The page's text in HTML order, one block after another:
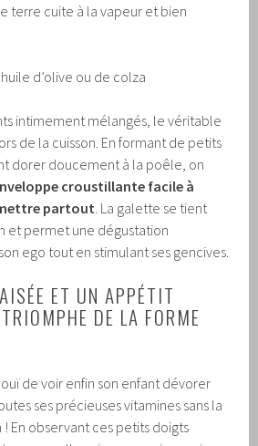
terre cuite à la vapeur et bien
d’olive ou de colza
intimement mélangés, le véritable
de la cuisson. En formant de petits
dorer doucement à la poêle, on
croustillante facile à
partout . La galette se tient
et permet une dégustation
ego tout en stimulant ses gencives.
ET UN APPÉTIT
DE LA FORME
de voir enfin son enfant dévorer
ses précieuses vitamines sans la
En observant ces petits doigts